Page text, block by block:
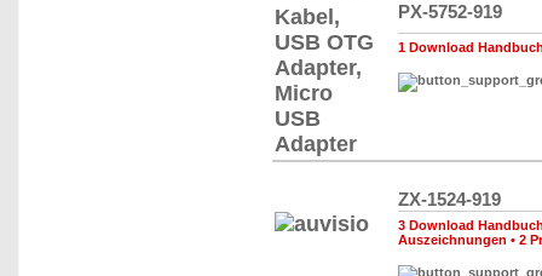
PX-5752-919
1 Download
ZX-1524-919
3 Download
Auszeichnungen • 2